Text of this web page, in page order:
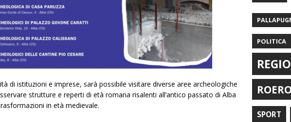
di istituzioni e imprese, sarà possibile visitare diverse aree archeologiche
strutture e reperti di età romana risalenti all’antico passato di Alba
in età medievale.
POLITICA
SPORT